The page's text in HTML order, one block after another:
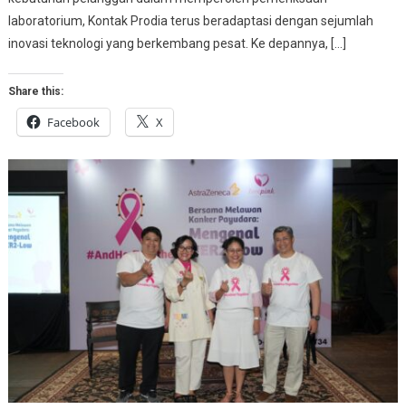
laboratorium, Kontak Prodia terus beradaptasi dengan sejumlah
inovasi teknologi yang berkembang pesat. Ke depannya, […]
Share this:
Facebook X